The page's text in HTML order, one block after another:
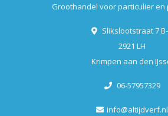
Groothandel voor particulier
Slikslootstraat 7
2921 LH
Krimpen aan den
06-57957329
info@altijdverf.nl